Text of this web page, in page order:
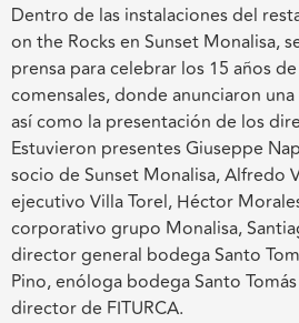
Dentro de las instalaciones del
on the Rocks en Sunset Monalisa,
prensa para celebrar los 15 años
comensales, donde anunciaron
así como la presentación de los
Estuvieron presentes Giuseppe
socio de Sunset Monalisa, Alfredo
ejecutivo Villa Torel, Héctor
corporativo grupo Monalisa,
director general bodega Santo
Pino, enóloga bodega Santo
director de FITURCA.